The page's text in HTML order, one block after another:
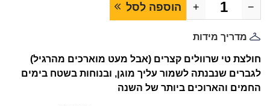
−
+ הוספה לסל
מדריך מידות
חולצת טי שרוולים קצרים (אבל מעט מוארכים מהרגיל)
לגברים שנבנתה לשמור עליך מוגן, ובנוחות בשטח בימים
החמים והארוכים ביותר של השנה